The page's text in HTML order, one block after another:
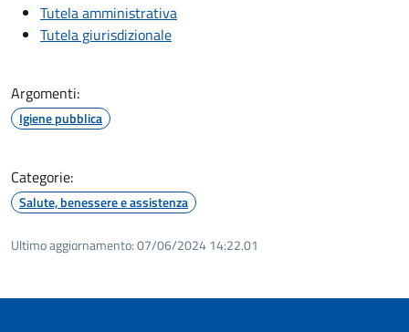
Tutela amministrativa
Tutela giurisdizionale
Argomenti:
Igiene pubblica
Categorie:
Salute, benessere e assistenza
Ultimo aggiornamento:07/06/2024 14:22.01